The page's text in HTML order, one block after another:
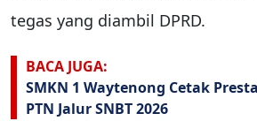
tegas yang diambil DPRD.
BACA JUGA:
SMKN 1 Waytenong Cetak
PTN Jalur SNBT 2026